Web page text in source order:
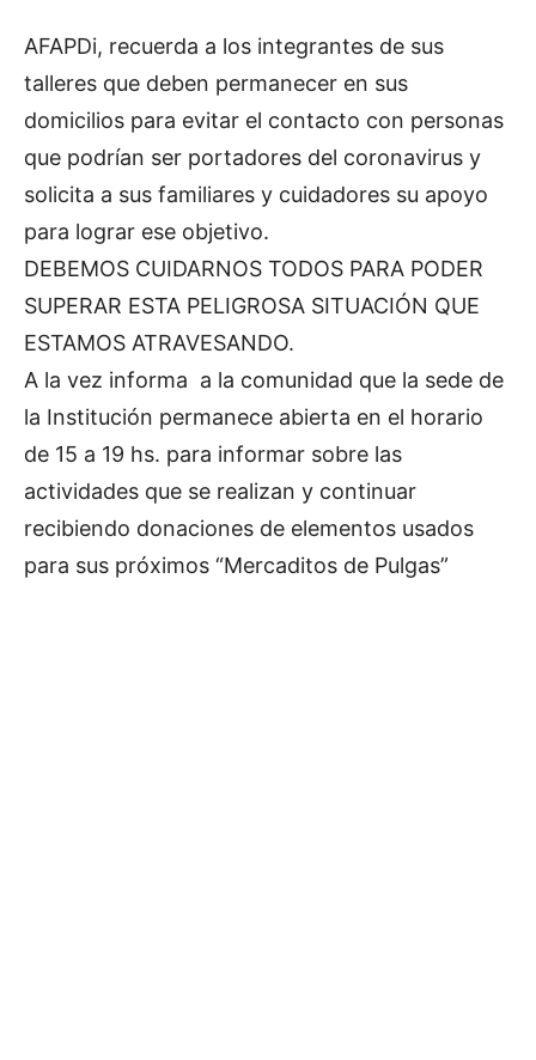
AFAPDi, recuerda a los integrantes de sus
talleres que deben permanecer en sus
domicilios para evitar el contacto con personas
que podrían ser portadores del coronavirus y
solicita a sus familiares y cuidadores su apoyo
para lograr ese objetivo.
DEBEMOS CUIDARNOS TODOS PARA PODER
SUPERAR ESTA PELIGROSA SITUACIÓN QUE
ESTAMOS ATRAVESANDO.
A la vez informa a la comunidad que la sede de
la Institución permanece abierta en el horario
de 15 a 19 hs. para informar sobre las
actividades que se realizan y continuar
recibiendo donaciones de elementos usados
para sus próximos “Mercaditos de Pulgas”